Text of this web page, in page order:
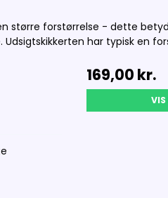
større forstørrelse - dette
har typisk en
169,00 kr.